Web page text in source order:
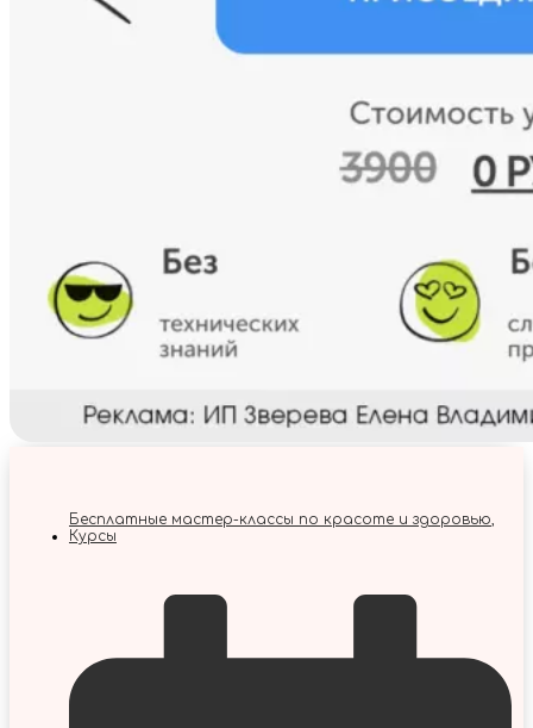
Бесплатные мастер-классы по красоте и здоровью
Курсы